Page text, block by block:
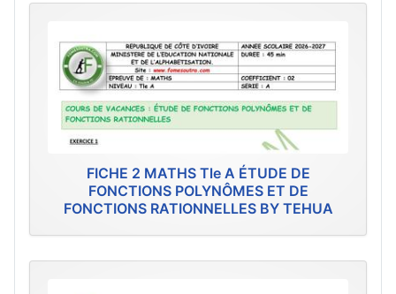
FICHE 2 MATHS Tle A ÉTUDE DE
FONCTIONS POLYNÔMES ET DE
FONCTIONS RATIONNELLES BY TEHUA